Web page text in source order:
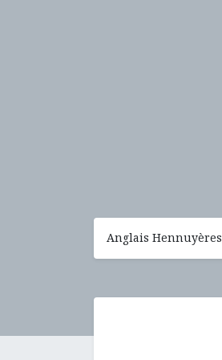
Anglais Hennuyères